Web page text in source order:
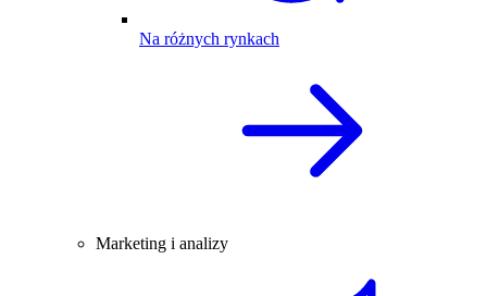
Na różnych rynkach
Marketing i analizy